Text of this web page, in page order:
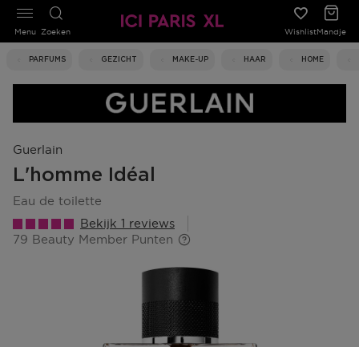
Zoeken WishlistMandje
PARFUMS GEZICHT MAKE-UP HAAR HOME
Menu
Guerlain
L'homme Idéal
eau de toilette
Bekijk 1 reviews
79 Beauty Member Punten